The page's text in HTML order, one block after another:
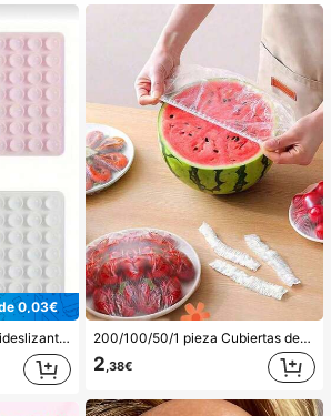
0,03€
de cumpleaños, Soporte para teléfono para familia/amigos, Soporte para teléfono, Accesorios para teléfono 200/100/50/1 pieza Cubiertas desechables de película adherente para alimentos, cubiertas para cabezal de ducha, bolsas desechables multiusos, cubiertas desechables para zapatos, película adherente de cocina reforzada, cubiertas de preservación de alimentos para refrigerador doméstico, cubiertas elásticas, uso diario
2,38€